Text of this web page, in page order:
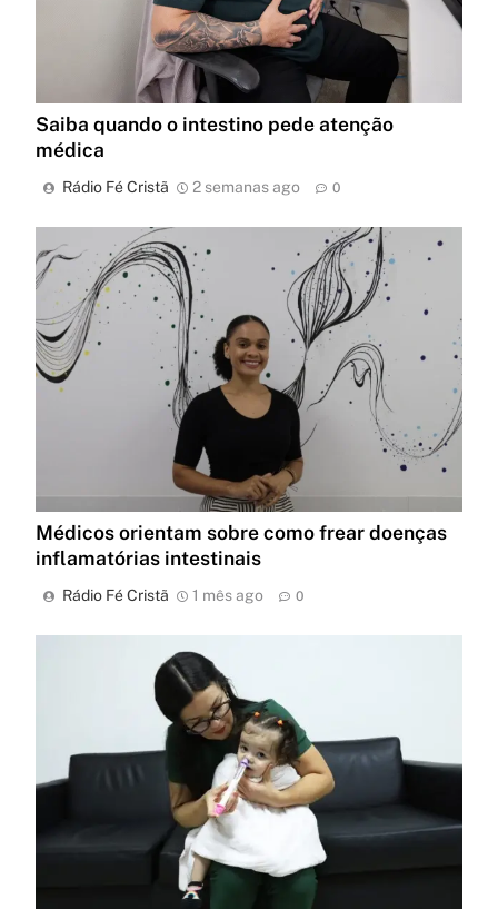
Saiba quando o intestino pede atenção
médica
Rádio Fé Cristã 2 semanas ago 0
Médicos orientam sobre como frear doenças
inflamatórias intestinais
Rádio Fé Cristã 1 mês ago 0